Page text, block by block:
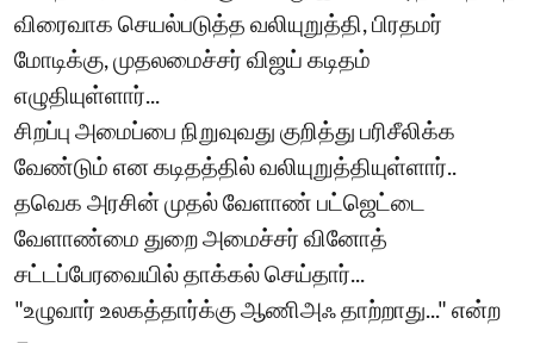
விரைவாக செயல்படுத்த வலியுறுத்தி, பிரதமர்
மோடிக்கு, முதலமைச்சர் விஜய் கடிதம்
எழுதியுள்ளார்...
சிறப்பு அமைப்பை நிறுவுவது குறித்து பரிசீலிக்க
வேண்டும் என கடிதத்தில் வலியுறுத்தியுள்ளார்..
தவெக அரசின் முதல் வேளாண் பட்ஜெட்டை
வேளாண்மை துறை அமைச்சர் வினோத்
சட்டப்பேரவையில் தாக்கல் செய்தார்...
"உழுவார் உலகத்தார்க்கு ஆணிஅஃ தாற்றாது..." என்ற